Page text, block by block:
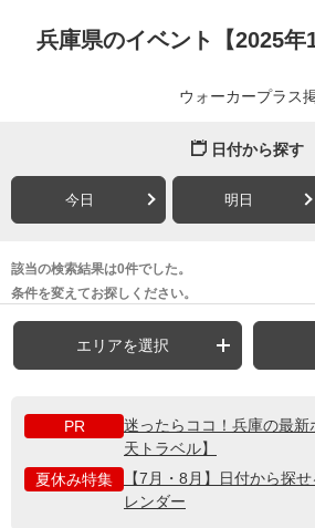
兵庫県のイベント【2025年
ウォーカープラス
日付から探す
今日 明日
該当の検索結果は0件でした。
条件を変えてお探しください。
エリアを選択
PR
迷ったらココ！兵庫の最
天トラベル】
夏休み特集
【7月・8月】日付から探
レンダー